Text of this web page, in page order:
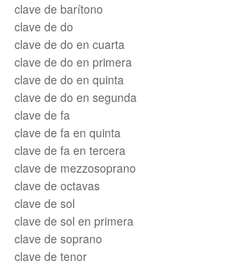
clave de barítono
clave de do
clave de do en cuarta
clave de do en primera
clave de do en quinta
clave de do en segunda
clave de fa
clave de fa en quinta
clave de fa en tercera
clave de mezzosoprano
clave de octavas
clave de sol
clave de sol en primera
clave de soprano
clave de tenor